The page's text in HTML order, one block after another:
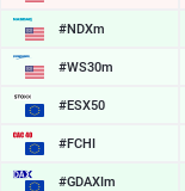
#NDXm
#WS30m
#ESX50
#FCHI
#GDAXIm